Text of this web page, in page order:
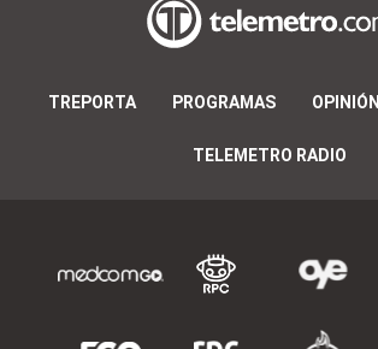
TREPORTA PROGRAMAS OPINIÓN
TELEMETRO RADIO